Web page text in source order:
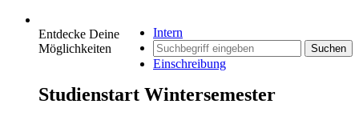
Intern
Suchen
Einschreibung
Entdecke Deine
Möglichkeiten
Studienstart Wintersemester